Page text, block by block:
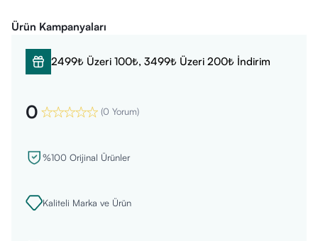
• Ürün üzerindeki hazırlama talimatına göre hazırlanmalıdır
• Uygun miktarda su ile karıştırılarak kaşık maması kıvamına
getirilir
• Açıldıktan sonra ambalajı kapalı şekilde saklanmalıdır
• Ek gıda dönemine geçmiş bebekler için uygundur
• Kullanım yaşı için ürün etiketi dikkate alınmalıdır
Ürün Kampanyaları
2499₺ Üzeri 100₺, 3499₺ Üzeri 200₺ İndirim
0 (0 Yorum)
%100 Orijinal Ürünler
Kaliteli Marka ve Ürün